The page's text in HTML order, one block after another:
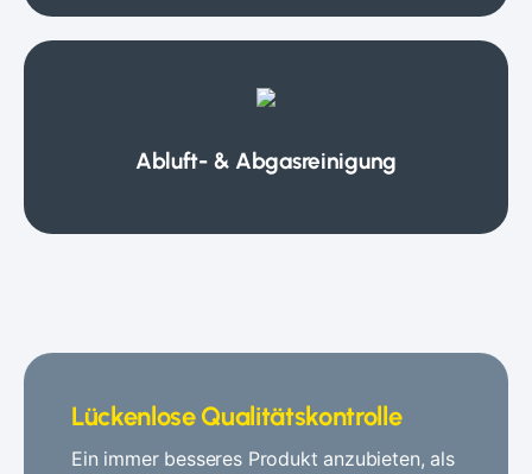
Abluft- & Abgasreinigung
Lückenlose Qualitätskontrolle
Ein immer besseres Produkt anzubieten, als